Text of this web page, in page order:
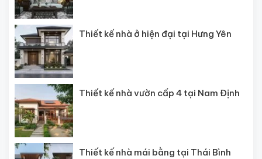
Thiết kế nhà ở hiện đại tại Hưng Yên
Thiết kế nhà vườn cấp 4 tại Nam Định
Thiết kế nhà mái bằng tại Thái Bình